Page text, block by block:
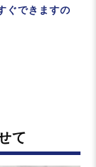
ぐできますの
て